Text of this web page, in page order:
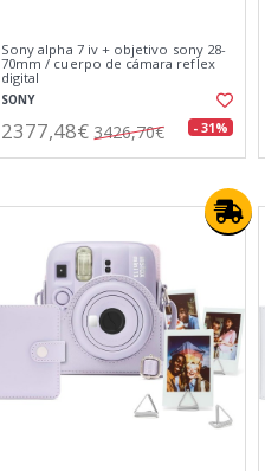
Sony alpha 7 iv + objetivo sony 28-
70mm / cuerpo de cámara reflex
digital
SONY
2377,48€ 3426,70€ - 31%